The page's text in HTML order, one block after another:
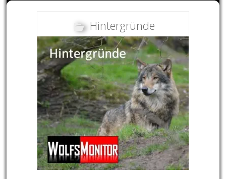
Hintergründe